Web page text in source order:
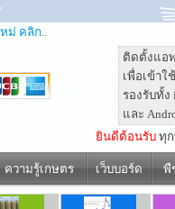
ม่ คลิก..
ติดตั้งแอ
เพื่อเข้าใ
รองรับทั้ง
และ
ยินดีต้อนรับ ทุ
ความรู้เกษตร เว็บบอร์ด พื